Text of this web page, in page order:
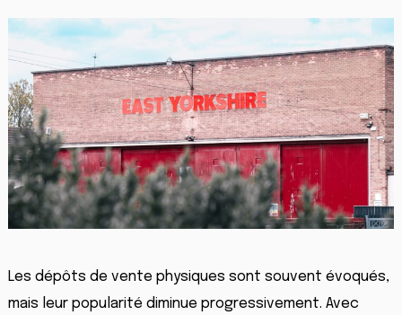
Les dépôts de vente physiques sont souvent évoqués,
mais leur popularité diminue progressivement. Avec